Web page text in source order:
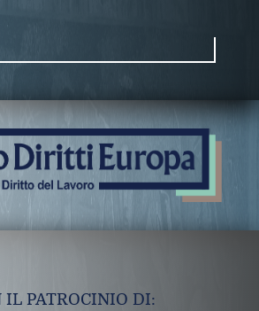
IL PATROCINIO DI: